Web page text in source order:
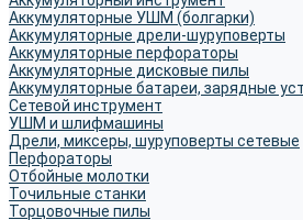
Аккумуляторные УШМ (болгарки)
Аккумуляторные дрели-шуруповерты
Аккумуляторные перфораторы
Аккумуляторные дисковые пилы
Аккумуляторные батареи, зарядные
Сетевой инструмент
УШМ и шлифмашины
Дрели, миксеры, шуруповерты сетевые
Перфораторы
Отбойные молотки
Точильные станки
Торцовочные пилы